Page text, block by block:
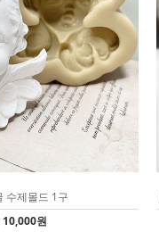
수제몰드 1구
10,000원